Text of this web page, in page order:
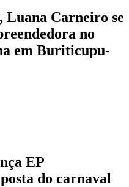
Luana Carneiro se
no
em Buriticupu-
EP
do carnaval